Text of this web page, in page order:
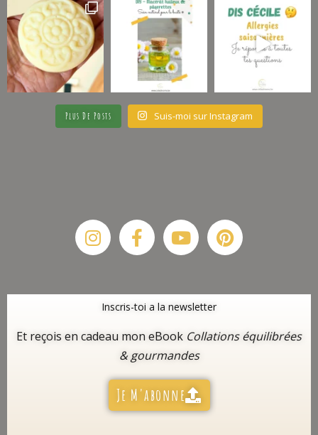
Plus De Posts Suis-moi sur Instagram
InstagramFacebook-
f
YoutubePinterest
Inscris-toi a la newsletter
Et reçois en cadeau mon eBook Collations équilibrées
& gourmandes
Je M'abonne